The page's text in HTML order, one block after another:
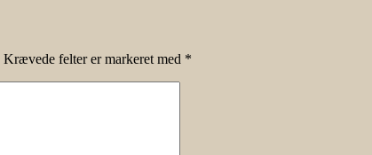
Krævede felter er markeret med *